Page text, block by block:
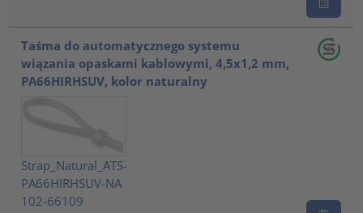
Taśma do automatycznego systemu
wiązania opaskami kablowymi, 4,5x1,2 mm,
PA66HIRHSUV, kolor naturalny
Strap_Natural_ATS-
PA66HIRHSUV-NA
102-66109